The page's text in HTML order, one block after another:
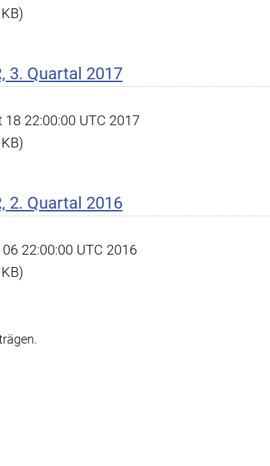
3. Quartal 2017
22:00:00 UTC 2017
2. Quartal 2016
22:00:00 UTC 2016